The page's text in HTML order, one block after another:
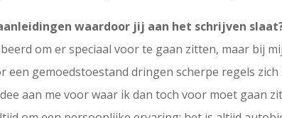
waardoor jij aan het schrijven
om er speciaal voor te gaan zitten, maar bij
een gemoedstoestand dringen scherpe regels
aan me voor waar ik dan toch voor moet gaan